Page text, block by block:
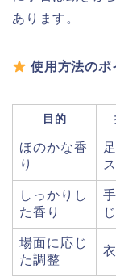
あります。
使用方法のポ
目的
ほのかな香
り
しっかりし
た香り
じ
場面に応じ
た調整